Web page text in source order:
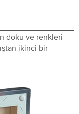
doku ve renkleri
ikinci bir